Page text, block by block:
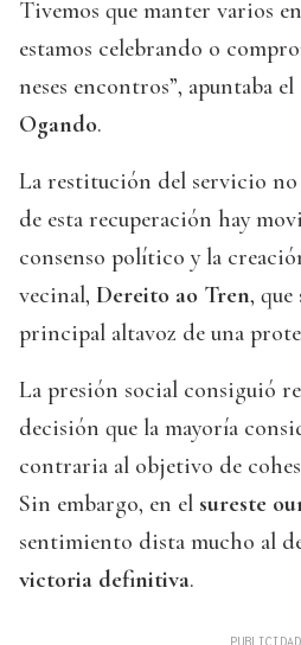
Tivemos que manter varios
estamos celebrando o
neses encontros”, apuntaba el
Ogando.
La restitución del servicio no
de esta recuperación hay
consenso político y la
vecinal, Dereito ao Tren,
principal altavoz de una
La presión social consiguió
decisión que la mayoría
contraria al objetivo de
Sin embargo, en el sureste
sentimiento dista mucho al
victoria definitiva.